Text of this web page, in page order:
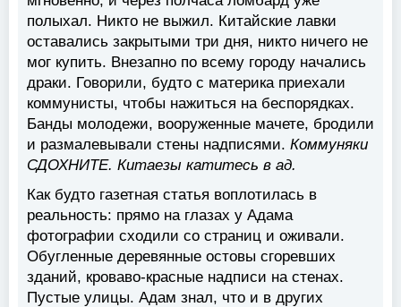
полыхал. Никто не выжил. Китайские лавки
оставались закрытыми три дня, никто ничего не
мог купить. Внезапно по всему городу начались
драки. Говорили, будто с материка приехали
коммунисты, чтобы нажиться на беспорядках.
Банды молодежи, вооруженные мачете, бродили
и размалевывали стены надписями. Коммуняки
СДОХНИТЕ. Китаезы катитесь в ад.
Как будто газетная статья воплотилась в
реальность: прямо на глазах у Адама
фотографии сходили со страниц и оживали.
Обугленные деревянные остовы сгоревших
зданий, кроваво-красные надписи на стенах.
Пустые улицы. Адам знал, что и в других